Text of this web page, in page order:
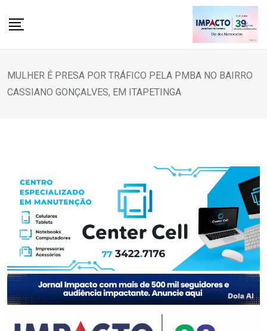
MULHER É PRESA POR TRÁFICO PELA PMBA NO BAIRRO
CASSIANO GONÇALVES, EM ITAPETINGA